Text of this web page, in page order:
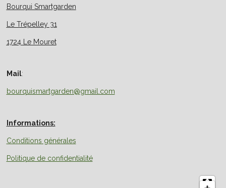
Bourqui Smartgarden
Le Trépelley 31
1724 Le Mouret
Mail:
bourquismartgarden@gmail.com
Informations:
Conditions générales
Politique de confidentialité